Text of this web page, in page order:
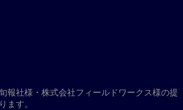
報社様・株式会社フィールドワークス様の提
ます。